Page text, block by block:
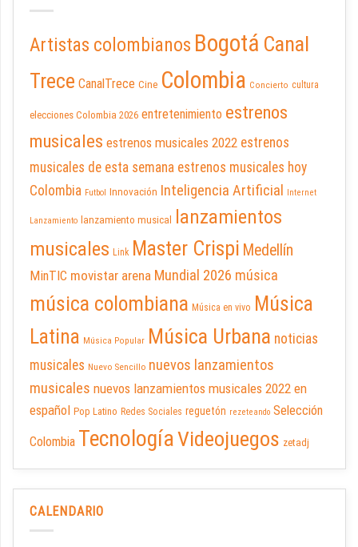
Artistas colombianos Bogotá Canal
Trece CanalTrece Cine Colombia Concierto cultura
elecciones Colombia 2026 entretenimiento estrenos
musicales estrenos musicales 2022 estrenos
musicales de esta semana estrenos musicales hoy
Colombia Futbol Innovación Inteligencia Artificial Internet
Lanzamiento lanzamiento musical lanzamientos
musicales Link Master Crispi Medellín
MinTIC movistar arena Mundial 2026 música
música colombiana Música en vivo Música
Latina Música Popular Música Urbana noticias
musicales Nuevo Sencillo nuevos lanzamientos
musicales nuevos lanzamientos musicales 2022 en
español Pop Latino Redes Sociales reguetón rezeteando Selección
Colombia TecnologíaVideojuegos zetadj
CALENDARIO